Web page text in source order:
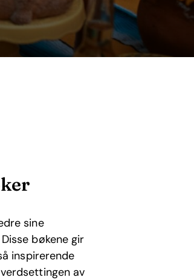
sine
bøkene gir
inspirerende
av